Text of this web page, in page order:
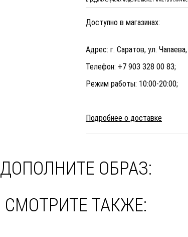
Доступно в магазинах:
Адрес: г. Саратов, ул.
Телефон: +7 903 328 00 83;
Режим работы: 10:00-20:00;
Подробнее о доставке
ДОПОЛНИТЕ ОБРАЗ:
СМОТРИТЕ ТАКЖЕ: